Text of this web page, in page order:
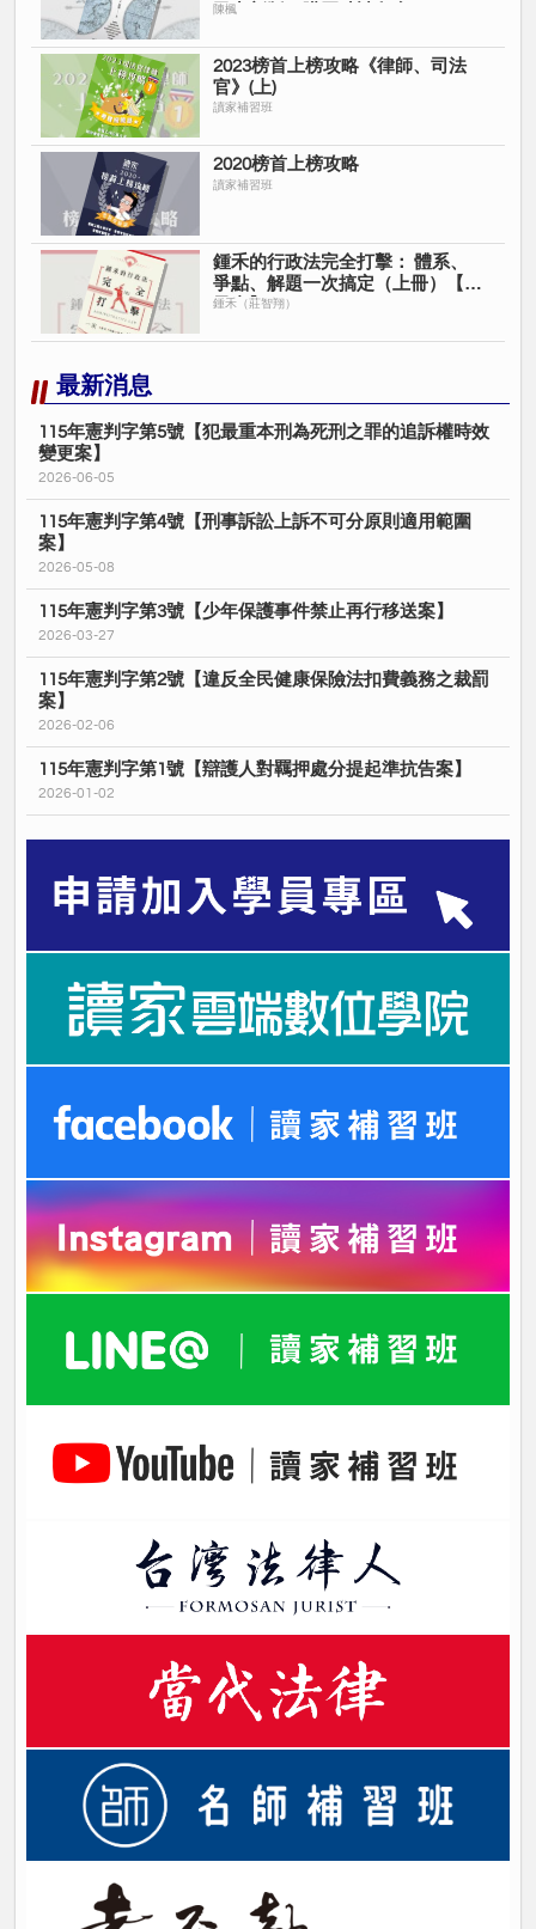
已出新版＊購買時請留意＊
陳楓
2023榜首上榜攻略《律師、司法
官》(上)
讀家補習班
2020榜首上榜攻略
讀家補習班
鍾禾的行政法完全打擊： 體系、
爭點、解題一次搞定（上冊）【電
子書】
鍾禾（莊智翔）
最新消息
115年憲判字第5號【犯最重本刑為死刑之罪的追訴權時效
變更案】
2026-06-05
115年憲判字第4號【刑事訴訟上訴不可分原則適用範圍
案】
2026-05-08
115年憲判字第3號【少年保護事件禁止再行移送案】
2026-03-27
115年憲判字第2號【違反全民健康保險法扣費義務之裁罰
案】
2026-02-06
115年憲判字第1號【辯護人對羈押處分提起準抗告案】
2026-01-02